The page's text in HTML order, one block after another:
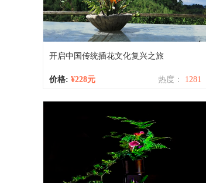
开启中国传统插花文化复兴之旅
价格: ¥228元 热度： 1281